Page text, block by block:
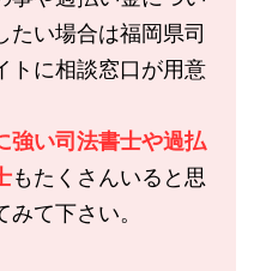
たい場合は福岡県司
トに相談窓口が用意
強い司法書士や過払
もたくさんいると思
て下さい。